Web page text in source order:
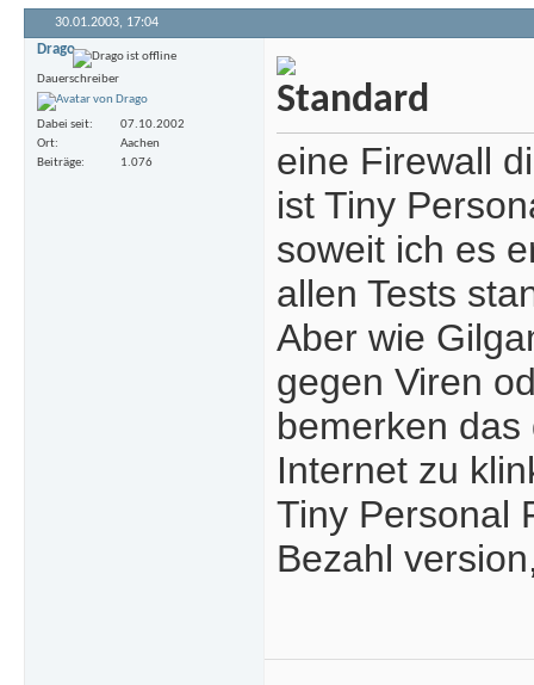
30.01.2003, 17:04
Drago
Dauerschreiber
Dabei seit
07.10.2002
Ort
Aachen
Beiträge
1.076
eine Firewall
ist Tiny
soweit ich es
allen Tests
Aber wie
gegen Viren
bemerken
Internet zu
Tiny Personal
Bezahl